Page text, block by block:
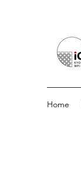
Home